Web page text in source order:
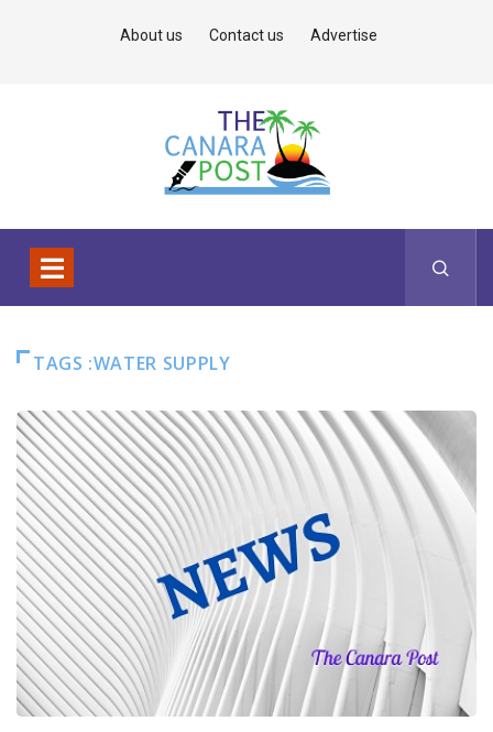
About us Contact us Advertise
TAGS :WATER SUPPLY